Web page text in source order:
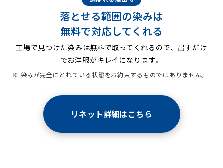
落とせる範囲の染みは
無料で対応してくれる
工場で見つけた染みは無料で取ってくれるので、出すだけ
でお洋服がキレイになります。
※ 染みが完全にとれている状態をお約束するものではありません。
リネット詳細はこちら